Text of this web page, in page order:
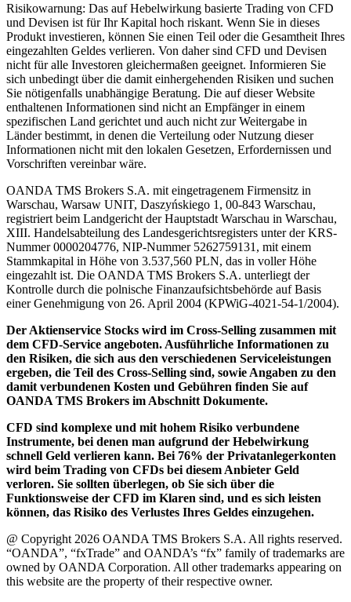
Risikowarnung: Das auf Hebelwirkung basierte Trading von CFD
und Devisen ist für Ihr Kapital hoch riskant. Wenn Sie in dieses
Produkt investieren, können Sie einen Teil oder die Gesamtheit Ihres
eingezahlten Geldes verlieren. Von daher sind CFD und Devisen
nicht für alle Investoren gleichermaßen geeignet. Informieren Sie
sich unbedingt über die damit einhergehenden Risiken und suchen
Sie nötigenfalls unabhängige Beratung. Die auf dieser Website
enthaltenen Informationen sind nicht an Empfänger in einem
spezifischen Land gerichtet und auch nicht zur Weitergabe in
Länder bestimmt, in denen die Verteilung oder Nutzung dieser
Informationen nicht mit den lokalen Gesetzen, Erfordernissen und
Vorschriften vereinbar wäre.
OANDA TMS Brokers S.A. mit eingetragenem Firmensitz in
Warschau, Warsaw UNIT, Daszyńskiego 1, 00-843 Warschau,
registriert beim Landgericht der Hauptstadt Warschau in Warschau,
XIII. Handelsabteilung des Landesgerichtsregisters unter der KRS-
Nummer 0000204776, NIP-Nummer 5262759131, mit einem
Stammkapital in Höhe von 3.537,560 PLN, das in voller Höhe
eingezahlt ist. Die OANDA TMS Brokers S.A. unterliegt der
Kontrolle durch die polnische Finanzaufsichtsbehörde auf Basis
einer Genehmigung von 26. April 2004 (KPWiG-4021-54-1/2004).
Der Aktienservice Stocks wird im Cross-Selling zusammen mit
dem CFD-Service angeboten. Ausführliche Informationen zu
den Risiken, die sich aus den verschiedenen Serviceleistungen
ergeben, die Teil des Cross-Selling sind, sowie Angaben zu den
damit verbundenen Kosten und Gebühren finden Sie auf
OANDA TMS Brokers im Abschnitt Dokumente.
CFD sind komplexe und mit hohem Risiko verbundene
Instrumente, bei denen man aufgrund der Hebelwirkung
schnell Geld verlieren kann. Bei 76% der Privatanlegerkonten
wird beim Trading von CFDs bei diesem Anbieter Geld
verloren. Sie sollten überlegen, ob Sie sich über die
Funktionsweise der CFD im Klaren sind, und es sich leisten
können, das Risiko des Verlustes Ihres Geldes einzugehen.
@ Copyright 2026 OANDA TMS Brokers S.A. All rights reserved.
“OANDA”, “fxTrade” and OANDA’s “fx” family of trademarks are
owned by OANDA Corporation. All other trademarks appearing on
this website are the property of their respective owner.